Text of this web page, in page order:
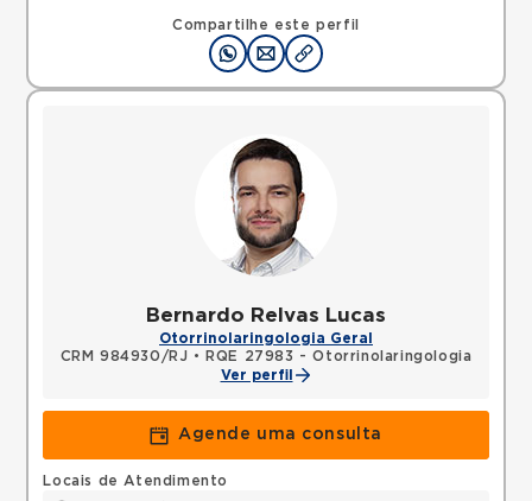
Compartilhe este perfil
Bernardo Relvas Lucas
Otorrinolaringologia Geral
CRM 984930/RJ •
RQE 27983 - Otorrinolaringologia
Ver perfil
Agende uma consulta
Locais de Atendimento